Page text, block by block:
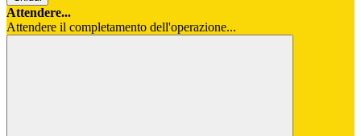
Attendere...
Attendere il completamento dell'operazione...